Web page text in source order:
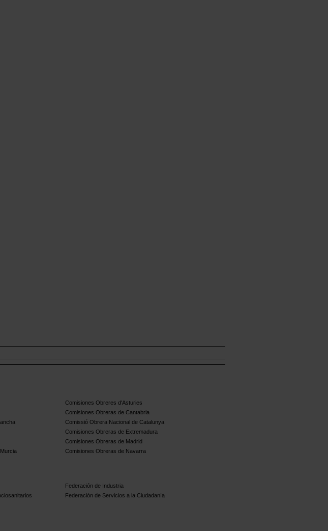
Comisiones Obreres d'Asturies
Comisiones Obreras de Cantabria
Comissió Obrera Nacional de Catalunya
Comisiones Obreras de Extremadura
Comisiones Obreras de Madrid
Comisiones Obreras de Navarra
Federación de Industria
Federación de Servicios a la Ciudadanía